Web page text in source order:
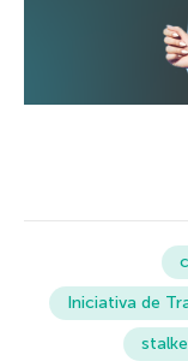
Iniciativa de